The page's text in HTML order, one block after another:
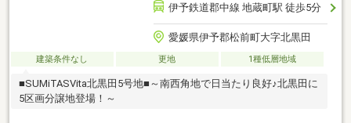
伊予鉄道郡中線 地蔵町駅 徒歩5分
愛媛県伊予郡松前町大字北黒田
建築条件なし 更地 1種低層地域
■SUMiTASVita北黒田5号地■～南西角地で日当たり良好♪北黒田に
5区画分譲地登場！～